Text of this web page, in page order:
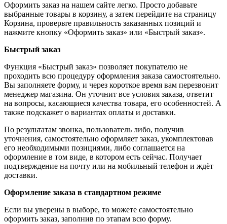
Оформить заказ на нашем сайте легко. Просто добавьте
выбранные товары в корзину, а затем перейдите на страницу
Корзина, проверьте правильность заказанных позиций и
нажмите кнопку «Оформить заказ» или «Быстрый заказ».
Быстрый заказ
Функция «Быстрый заказ» позволяет покупателю не
проходить всю процедуру оформления заказа самостоятельно.
Вы заполняете форму, и через короткое время вам перезвонит
менеджер магазина. Он уточнит все условия заказа, ответит
на вопросы, касающиеся качества товара, его особенностей. А
также подскажет о вариантах оплаты и доставки.
По результатам звонка, пользователь либо, получив
уточнения, самостоятельно оформляет заказ, укомплектовав
его необходимыми позициями, либо соглашается на
оформление в том виде, в котором есть сейчас. Получает
подтверждение на почту или на мобильный телефон и ждёт
доставки.
Оформление заказа в стандартном режиме
Если вы уверены в выборе, то можете самостоятельно
оформить заказ, заполнив по этапам всю форму.